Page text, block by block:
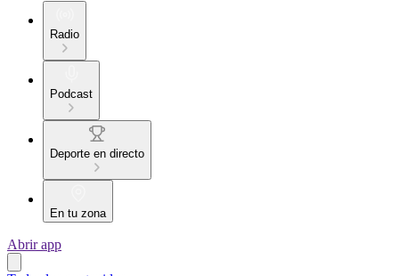
Radio
Podcast
Deporte en directo
En tu zona
Abrir app